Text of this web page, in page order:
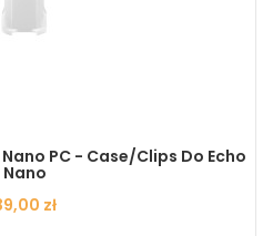
Nano PC - Case/clips Do Echo
Nano
zł